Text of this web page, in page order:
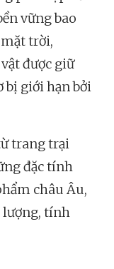
vững bao
trời,
được giữ
bị giới hạn bởi
trang trại
đặc tính
châu Âu,
lượng, tính